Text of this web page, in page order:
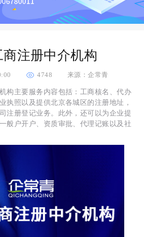
注册中介机构
4748 来源：企常青
主要服务内容包括：工商核名、代办
执照以及提供北京各城区的注册地址，
注册登记业务。此外，还可以为企业提
般户开户、资质审批、代理记账以及社